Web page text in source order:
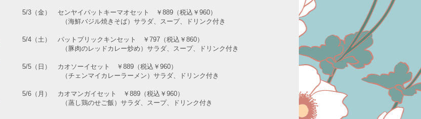
5/3（金） センヤイパットキーマオセット ￥889（税込￥960）
（海鮮バジル焼きそば）サラダ、スープ、ドリンク付き
5/4（土） パットプリックキンセット ￥797（税込￥860）
（豚肉のレッドカレー炒め）サラダ、スープ、ドリンク付き
5/5（日） カオソーイセット ￥889（税込￥960）
（チェンマイカレーラーメン）サラダ、ドリンク付き
5/6（月） カオマンガイセット ￥889（税込￥960）
（蒸し鶏のせご飯）サラダ、スープ、ドリンク付き